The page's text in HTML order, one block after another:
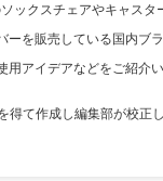
ックスチェアやキャスタ
ーを販売している国内ブ
用アイデアなどをご紹介い
て作成し編集部が校正し